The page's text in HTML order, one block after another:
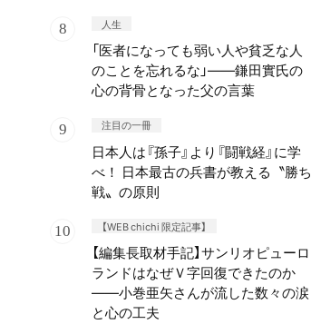
人生
「医者になっても弱い人や貧乏な人
のことを忘れるな」——鎌田實氏の
心の背骨となった父の言葉
注目の一冊
日本人は『孫子』より『闘戦経』に学
べ！ 日本最古の兵書が教える〝勝ち
戦〟の原則
【WEB chichi 限定記事】
【編集長取材手記】サンリオピューロ
ランドはなぜＶ字回復できたのか
——小巻亜矢さんが流した数々の涙
と心の工夫